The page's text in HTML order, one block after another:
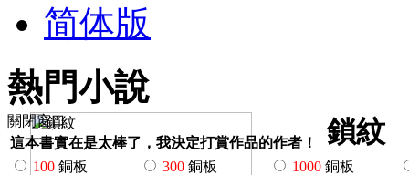
简体版
熱門小說
關閉窗口
這本書實在是太棒了，我決定打賞作品的作者！
100 銅板 300 銅板 1000 銅板
鎖紋